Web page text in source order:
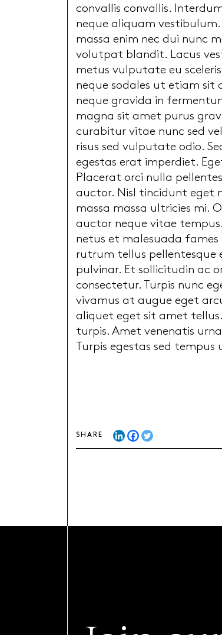
convallis convallis.
neque aliquam
massa enim nec dui nunc
volutpat blandit. Lacus
metus vulputate eu
neque sodales ut etiam sit
neque gravida in
magna sit amet purus
curabitur vitae nunc sed
risus sed vulputate odio.
egestas erat imperdiet.
Placerat orci nulla
auctor. Nisl tincidunt eget
massa massa ultricies mi.
auctor neque vitae
netus et malesuada fames
rutrum tellus pellentesque
pulvinar. Et sollicitudin ac
consectetur. Turpis nunc
vivamus at augue eget
aliquet eget sit amet
turpis. Amet venenatis
Turpis egestas sed tempus
SHARE